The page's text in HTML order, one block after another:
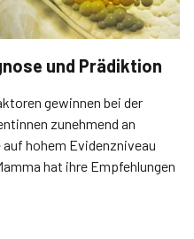
und Prädiktion
gewinnen bei der
zunehmend an
hohem Evidenzniveau
hat ihre Empfehlungen